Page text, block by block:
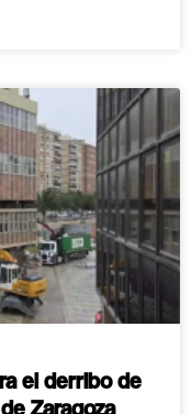
el derribo de
Zaragoza